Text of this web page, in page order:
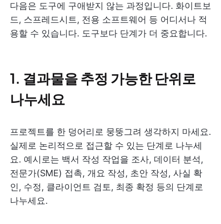
다음은 도구에 구애받지 않는 과정입니다. 화이트보
드, 스프레드시트, 전용 소프트웨어 등 어디서나 적
용할 수 있습니다. 도구보다 단계가 더 중요합니다.
1. 결과물을 추정 가능한 단위로
나누세요
프로젝트를 한 덩어리로 뭉뚱그려 생각하지 마세요.
실제로 논리적으로 접근할 수 있는 단계로 나누세
요. 예시로는 백서 작성 작업을 조사, 데이터 분석,
전문가(SME) 접촉, 개요 작성, 초안 작성, 사실 확
인, 수정, 클라이언트 검토, 최종 확정 등의 단계로
나누세요.